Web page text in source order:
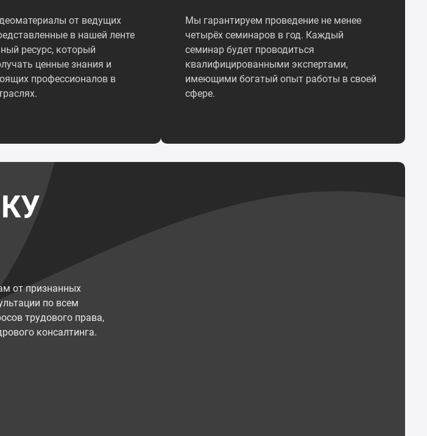
от ведущих
в нашей ленте
ресурс, который
ценные знания и
профессионалов в
Мы гарантируем проведение не менее
четырёх семинаров в год. Каждый
семинар будет проводиться
квалифицированными экспертами,
имеющими богатый опыт работы в своей
сфере.
от признанных
по всем
трудового права,
консалтинга.